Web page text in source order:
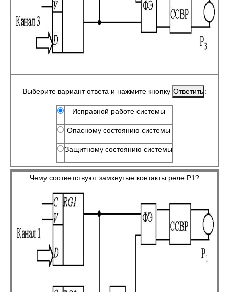
Выберите вариант ответа и нажмите кнопку :
Исправной работе системы
Опасному состоянию системы
Защитному состоянию системы
Чему соответствуют замкнутые контакты реле Р1?